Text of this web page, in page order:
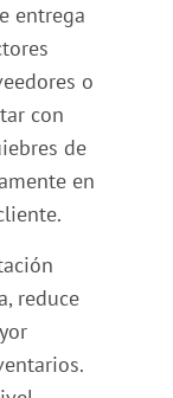
entrega
o
con
de
en
reduce